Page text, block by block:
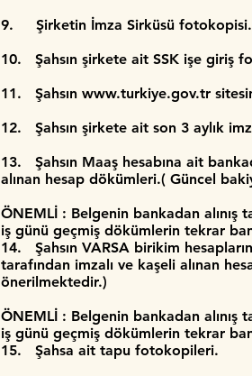
9. Şirketin İmza Sirküsü fotokopisi.
10. Şahsın şirkete ait SSK işe giriş
11. Şahsın www.turkiye.gov.tr
12. Şahsın şirkete ait son 3 aylık
13. Şahsın Maaş hesabına ait
alınan hesap dökümleri.( Güncel
ÖNEMLİ : Belgenin bankadan alınış
iş günü geçmiş dökümlerin tekrar
14. Şahsın VARSA birikim
tarafından imzalı ve kaşeli alınan
önerilmektedir.)
ÖNEMLİ : Belgenin bankadan alınış
iş günü geçmiş dökümlerin tekrar
15. Şahsa ait tapu fotokopileri.